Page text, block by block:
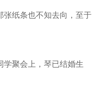
纸条也不知去向，至于
聚会上，琴已结婚生